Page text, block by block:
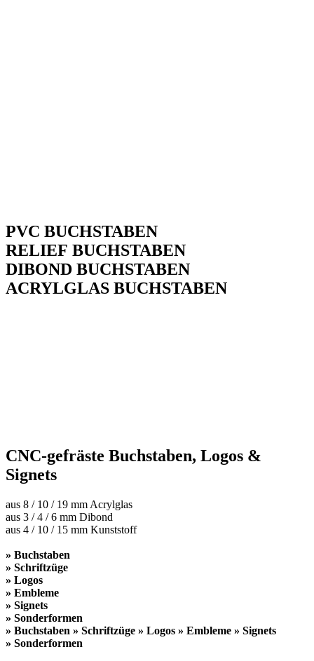
PVC BUCHSTABEN
RELIEF BUCHSTABEN
DIBOND BUCHSTABEN
ACRYLGLAS BUCHSTABEN
CNC-gefräste Buchstaben, Logos &
Signets
aus 8 / 10 / 19 mm Acrylglas
aus 3 / 4 / 6 mm Dibond
aus 4 / 10 / 15 mm Kunststoff
» Buchstaben
» Schriftzüge
» Logos
» Embleme
» Signets
» Sonderformen
» Buchstaben » Schriftzüge » Logos » Embleme » Signets
» Sonderformen